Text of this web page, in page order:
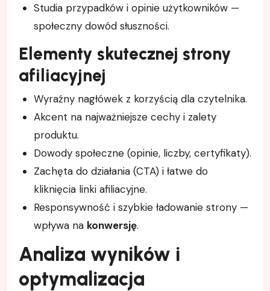
Studia przypadków i opinie użytkowników —
społeczny dowód słuszności.
Elementy skutecznej strony
afiliacyjnej
Wyraźny nagłówek z korzyścią dla czytelnika.
Akcent na najważniejsze cechy i zalety
produktu.
Dowody społeczne (opinie, liczby, certyfikaty).
Zachęta do działania (CTA) i łatwe do
kliknięcia linki afiliacyjne.
Responsywność i szybkie ładowanie strony —
wpływa na konwersję.
Analiza wyników i
optymalizacja